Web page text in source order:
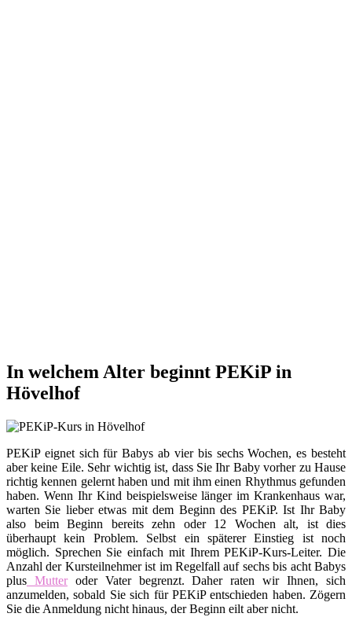
In welchem Alter beginnt PEKiP in
Hövelhof
PEKiP eignet sich für Babys ab vier bis sechs Wochen, es besteht
aber keine Eile. Sehr wichtig ist, dass Sie Ihr Baby vorher zu Hause
richtig kennen gelernt haben und mit ihm einen Rhythmus gefunden
haben. Wenn Ihr Kind beispielsweise länger im Krankenhaus war,
warten Sie lieber etwas mit dem Beginn des PEKiP. Ist Ihr Baby
also beim Beginn bereits zehn oder 12 Wochen alt, ist dies
überhaupt kein Problem. Selbst ein späterer Einstieg ist noch
möglich. Sprechen Sie einfach mit Ihrem PEKiP-Kurs-Leiter. Die
Anzahl der Kursteilnehmer ist im Regelfall auf sechs bis acht Babys
plus Mutteroder Vater begrenzt. Daher raten wir Ihnen, sich
anzumelden, sobald Sie sich für PEKiP entschieden haben. Zögern
Sie die Anmeldung nicht hinaus, der Beginn eilt aber nicht.